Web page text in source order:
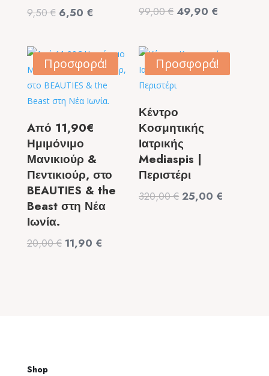
9,50€ Original
9,50 €.
6,50 €
είναι:
6,50 €.
99,00€ Original
99,00 €.
49,90 €
49,90 €.
Προσφορά!
Aπό 11,90€
Ημιμόνιμο
Μανικιούρ &
Πεντικιούρ, στο
BEAUTIES & the
Beast στη Νέα
Ιωνία.
20,00€ Original
11,90 €
Προσφορά!
Κέντρο
Κοσμητικής
Ιατρικής
Mediaspis |
Περιστέρι
320,00€ Original
25,00 €
Shop